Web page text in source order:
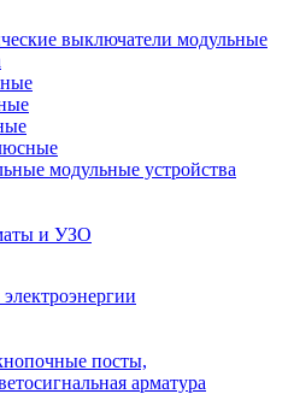
выключатели модульные
модульные устройства
и УЗО
посты,
арматура